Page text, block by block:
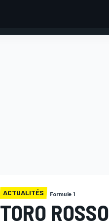
ACTUALITÉS Formule 1
TORO